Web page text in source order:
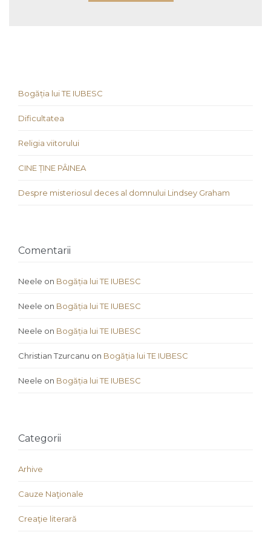
Bogăția lui TE IUBESC
Dificultatea
Religia viitorului
CINE ȚINE PÂINEA
Despre misteriosul deces al domnului Lindsey Graham
Comentarii
Neele on Bogăția lui TE IUBESC
Neele on Bogăția lui TE IUBESC
Neele on Bogăția lui TE IUBESC
Christian Tzurcanu on Bogăția lui TE IUBESC
Neele on Bogăția lui TE IUBESC
Categorii
Arhive
Cauze Naţionale
Creaţie literară